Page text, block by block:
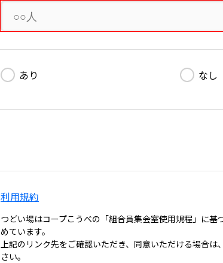
あり なし
利用規約
つどい場はコープこうべの「組合員集会室使用規程」に基
めています。
上記のリンク先をご確認いただき、同意いただける場合は
さい。